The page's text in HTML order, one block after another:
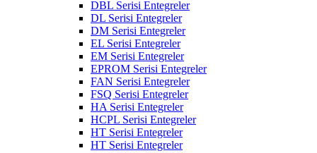
DBL Serisi Entegreler
DL Serisi Entegreler
DM Serisi Entegreler
EL Serisi Entegreler
EM Serisi Entegreler
EPROM Serisi Entegreler
FAN Serisi Entegreler
FSQ Serisi Entegreler
HA Serisi Entegreler
HCPL Serisi Entegreler
HT Serisi Entegreler
HT Serisi Entegreler